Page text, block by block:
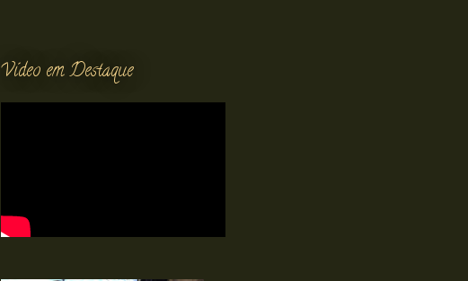
Vídeo em Destaque